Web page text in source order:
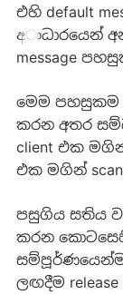
එහි default
අාධාරයෙන්
message
මෙම පහසුකම
කරන අතර
client එක මගින්
එක මගින්
පසුගිය සතිය
කරන
ලඟදීම